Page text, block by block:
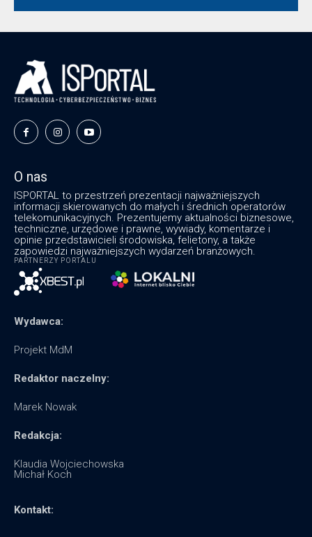
O nas
ISPORTAL to przestrzeń prezentacji najważniejszych
informacji skierowanych do małych i średnich operatorów
telekomunikacyjnych. Prezentujemy aktualności biznesowe,
techniczne, urzędowe i prawne, wywiady, komentarze i
opinie przedstawicieli środowiska, felietony, a także
zapowiedzi najważniejszych wydarzeń branżowych.
PARTNERZY PORTALU
Wydawca:
Projekt MdM
Redaktor naczelny:
Marek Nowak
Redakcja:
Klaudia Wojciechowska
Michał Koch
Kontakt: